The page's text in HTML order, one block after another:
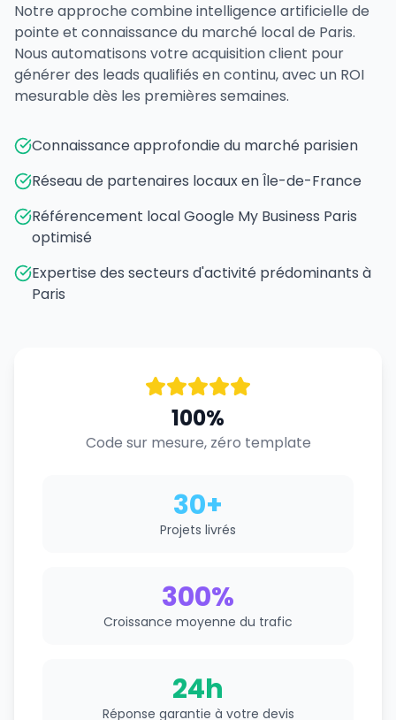
Notre approche combine intelligence artificielle de
pointe et connaissance du marché local de Paris.
Nous automatisons votre acquisition client pour
générer des leads qualifiés en continu, avec un ROI
mesurable dès les premières semaines.
Connaissance approfondie du marché parisien
Réseau de partenaires locaux en Île-de-France
Référencement local Google My Business Paris
optimisé
Expertise des secteurs d'activité prédominants à
Paris
100%
Code sur mesure, zéro template
30+
Projets livrés
300%
Croissance moyenne du trafic
24h
Réponse garantie à votre devis